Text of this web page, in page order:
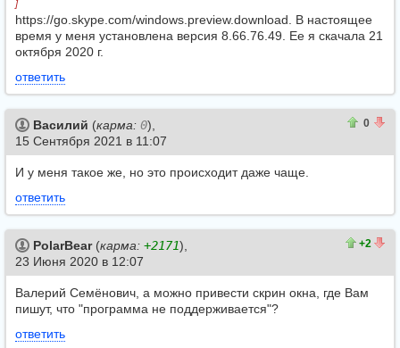
]
https://go.skype.com/windows.preview.download. В настоящее
время у меня установлена версия 8.66.76.49. Ее я скачала 21
октября 2020 г.
ответить
0
Василий (карма: 0),
15 Сентября 2021 в 11:07
И у меня такое же, но это происходит даже чаще.
ответить
+2
PolarBear(карма: +2171),
23 Июня 2020 в 12:07
Валерий Семёнович, а можно привести скрин окна, где Вам
пишут, что "программа не поддерживается"?
ответить